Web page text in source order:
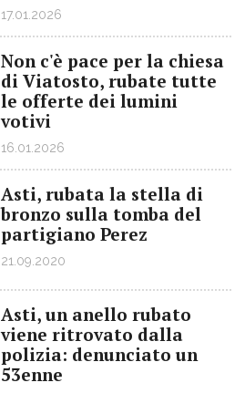
17.01.2026
Non c'è pace per la chiesa
di Viatosto, rubate tutte
le offerte dei lumini
votivi
16.01.2026
Asti, rubata la stella di
bronzo sulla tomba del
partigiano Perez
21.09.2020
Asti, un anello rubato
viene ritrovato dalla
polizia: denunciato un
53enne